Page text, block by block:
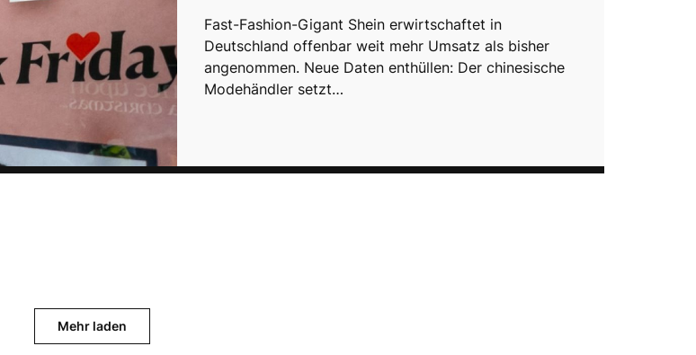
Fast-Fashion-Gigant Shein erwirtschaftet in
Deutschland offenbar weit mehr Umsatz als bisher
angenommen. Neue Daten enthüllen: Der chinesische
Modehändler setzt…
Mehr laden